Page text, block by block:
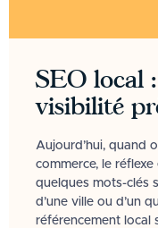
SEO local
visibilité
Aujourd’hui, quand
commerce, le
quelques mots-clés
d’une ville ou d’un
référencement local